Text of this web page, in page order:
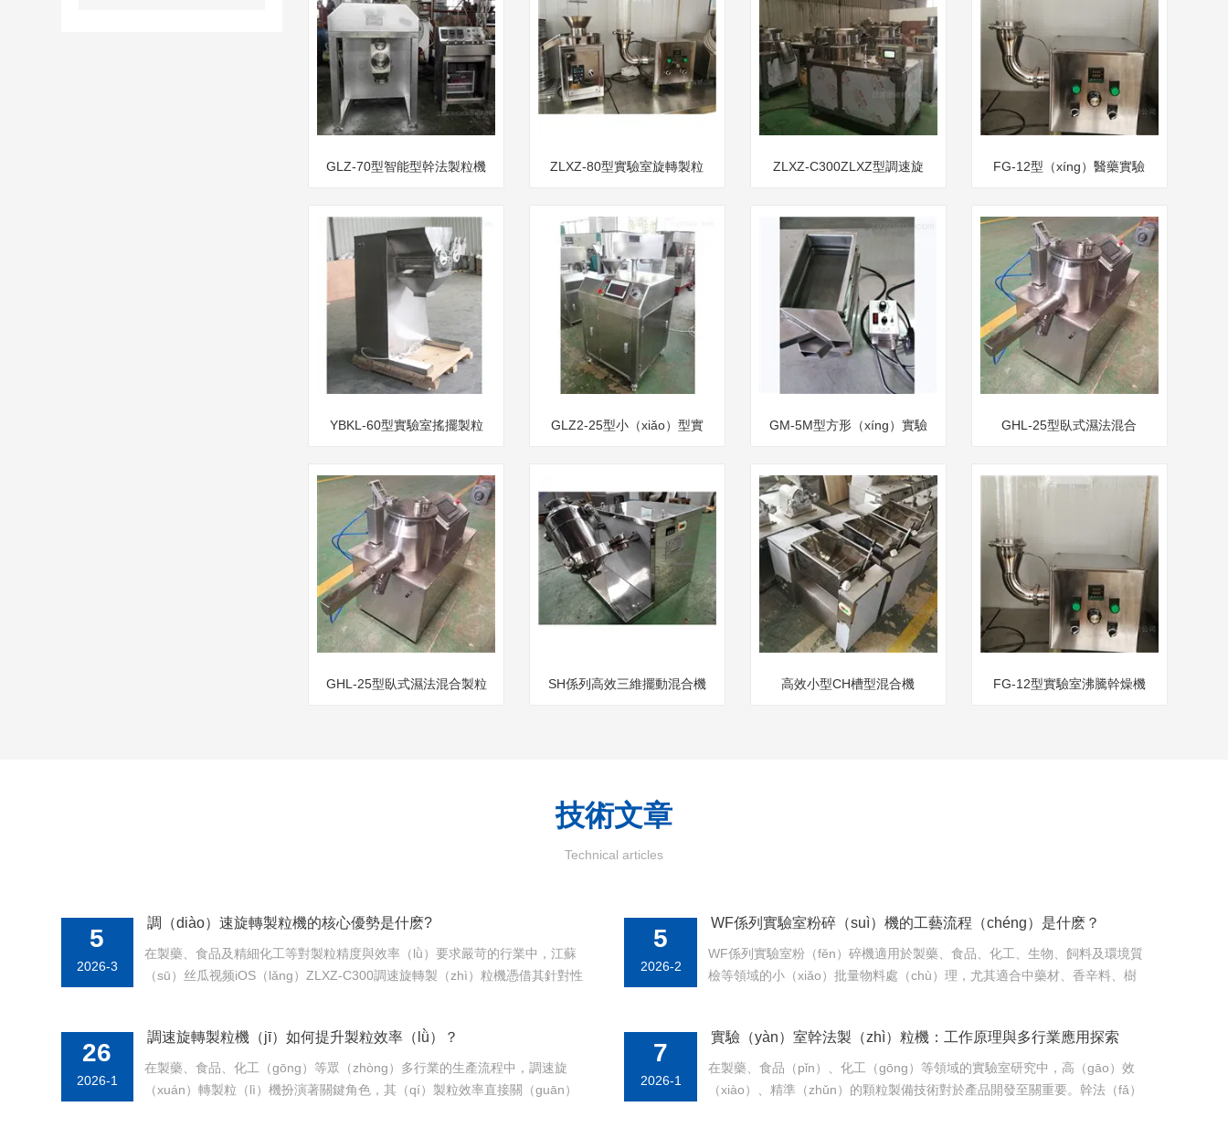
GLZ-70型智能型幹法製粒機 ZLXZ-80型實驗室旋轉製粒 ZLXZ-C300ZLXZ型調速旋 FG-12型（xíng）醫藥實驗
YBKL-60型實驗室搖擺製粒 GLZ2-25型小（xiǎo）型實
粒機
GM-5M型方形（xíng）實驗
（shāi）
GHL-25型臥式濕法混合
GHL-25型臥式濕法混合製粒 SH係列高效三維擺動混合機 高效小型CH槽型混合機 FG-12型實驗室沸騰幹燥機
技術文章
Technical articles
5
2026-3
調（diào）速旋轉製粒機的核心優勢是什麽?
在製藥、食品及精細化工等對製粒精度與效率（lǜ）要求嚴苛的行業中，江蘇
（sū）丝瓜视频iOS（lǎng）ZLXZ-C300調速旋轉製（zhì）粒機憑借其針對性
粒難題對於粘性和熱（rè）...
5
2026-2
WF係列實驗室粉碎（suì）機的工藝流程（chéng）是什麽？
WF係列實驗室粉（fěn）碎機適用於製藥、食品、化工、生物、飼料及環境質
檢等領域的小（xiǎo）批量物料處（chù）理，尤其適合中藥材、香辛料、樹
汙染、可重複的粒度（dù）控製，滿（mǎn）足科研與（yǔ）中試場...
26
2026-1
調速旋轉製粒機（jī）如何提升製粒效率（lǜ）？
在製藥、食品、化工（gōng）等眾（zhòng）多行業的生產流程中，調速旋
（xuán）轉製粒（lì）機扮演著關鍵角色，其（qí）製粒效率直接關（guān）
7
2026-1
實驗（yàn）室幹法製（zhì）粒機：工作原理與多行業應用探索
在製藥、食品（pǐn）、化工（gōng）等領域的實驗室研究中，高（gāo）效
（xiào）、精準（zhǔn）的顆粒製備技術對於產品開發至關重要。幹法（fǎ）